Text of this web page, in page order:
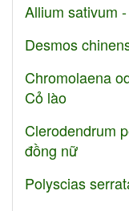
Allium sativum
Desmos
Chromolaena
Cỏ lào
Clerodendrum
đồng nữ
Polyscias